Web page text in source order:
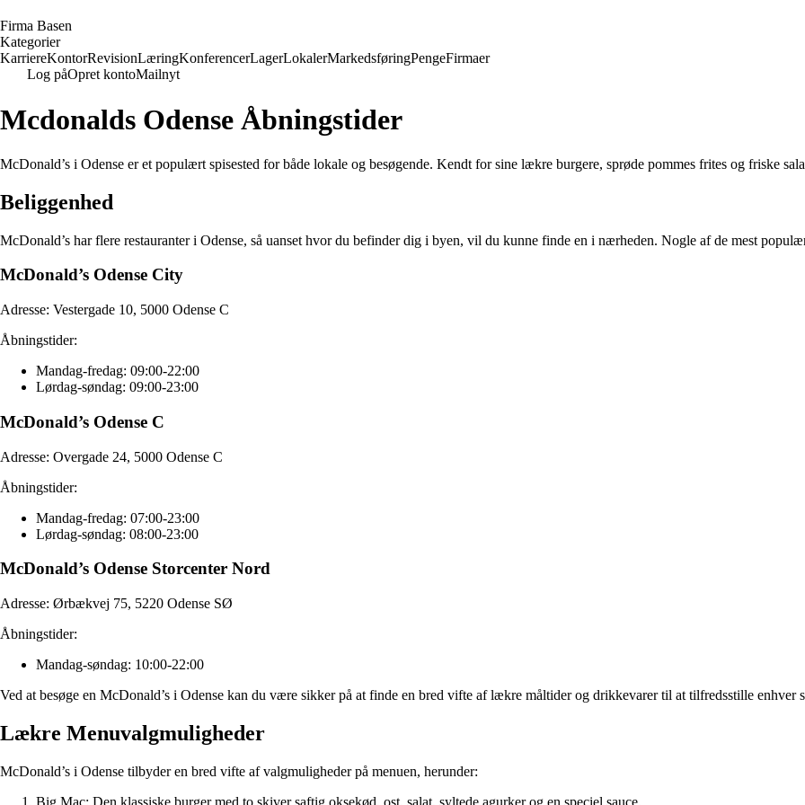
Firma Basen
Kategorier
KarriereKontorRevisionLæringKonferencerLagerLokalerMarkedsføringPengeFirmaer
Log påOpret kontoMailnyt
Mcdonalds Odense Åbningstider
McDonald’s i Odense er et populært spisested for både lokale og besøgende. Kendt for sine lækre burgere, sprøde pommes frites og friske
Beliggenhed
McDonald’s har flere restauranter i Odense, så uanset hvor du befinder dig i byen, vil du kunne finde en i nærheden. Nogle af de mest
McDonald’s Odense City
Adresse: Vestergade 10, 5000 Odense C
Åbningstider:
Mandag-fredag: 09:00-22:00
Lørdag-søndag: 09:00-23:00
McDonald’s Odense C
Adresse: Overgade 24, 5000 Odense C
Åbningstider:
Mandag-fredag: 07:00-23:00
Lørdag-søndag: 08:00-23:00
McDonald’s Odense Storcenter Nord
Adresse: Ørbækvej 75, 5220 Odense SØ
Åbningstider:
Mandag-søndag: 10:00-22:00
Ved at besøge en McDonald’s i Odense kan du være sikker på at finde en bred vifte af lækre måltider og drikkevarer til at tilfredsstille enhver
Lækre Menuvalgmuligheder
McDonald’s i Odense tilbyder en bred vifte af valgmuligheder på menuen, herunder:
Big Mac: Den klassiske burger med to skiver saftig oksekød, ost, salat, syltede agurker og en speciel sauce.